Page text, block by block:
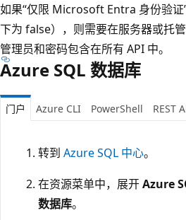
如果“仅限 Microsoft Entra 身份验
下为 false），则需要在服务器或托
管理员和密码包含在所有 API 中。
Azure SQL 数据库
门户 Azure CLI PowerShell REST
转到 Azure SQL 中心。
在资源菜单中，展开Azure
数据库。